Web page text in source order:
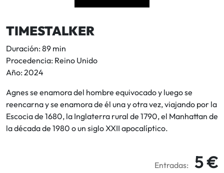
TIMESTALKER
Duración: 89 min
Procedencia: Reino Unido
Año: 2024
Agnes se enamora del hombre equivocado y luego se
reencarna y se enamora de él una y otra vez, viajando por la
Escocia de 1680, la Inglaterra rural de 1790, el Manhattan de
la década de 1980 o un siglo XXII apocalíptico.
Entradas: 5 €